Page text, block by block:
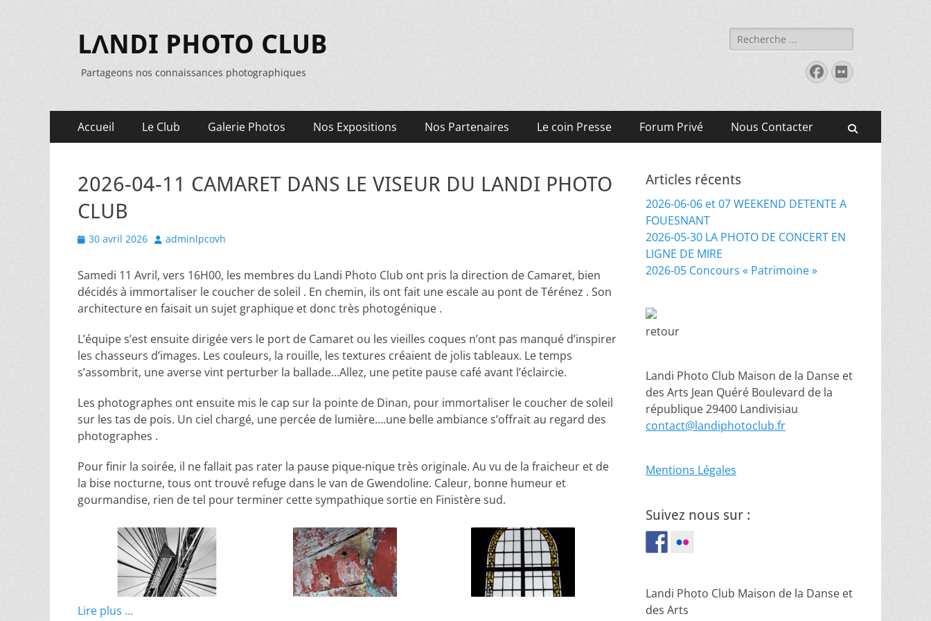
LΛNDI PHOTO CLUB
Partageons nos connaissances photographiques
Rechercher :
Facebook
Flickr
Menu
principal
Accueil Le Club Galerie Photos Nos Expositions Nos Partenaires Le coin Presse Forum Privé Nous Contacter
2026-04-11 CAMARET DANS LE VISEUR DU LANDI PHOTO
CLUB
Posted
30 avril 2026 Author
adminlpcovh
Samedi 11 Avril, vers 16H00, les membres du Landi Photo Club ont pris la direction de Camaret, bien
décidés à immortaliser le coucher de soleil . En chemin, ils ont fait une escale au pont de Térénez . Son
architecture en faisait un sujet graphique et donc très photogénique .
L’équipe s’est ensuite dirigée vers le port de Camaret ou les vieilles coques n’ont pas manqué d’inspirer
les chasseurs d’images. Les couleurs, la rouille, les textures créaient de jolis tableaux. Le temps
s’assombrit, une averse vint perturber la ballade…Allez, une petite pause café avant l’éclaircie.
Les photographes ont ensuite mis le cap sur la pointe de Dinan, pour immortaliser le coucher de soleil
sur les tas de pois. Un ciel chargé, une percée de lumière….une belle ambiance s’offrait au regard des
photographes .
Pour finir la soirée, il ne fallait pas rater la pause pique-nique très originale. Au vu de la fraicheur et de
la bise nocturne, tous ont trouvé refuge dans le van de Gwendoline. Caleur, bonne humeur et
gourmandise, rien de tel pour terminer cette sympathique sortie en Finistère sud.
Lire plus …
Articles récents
2026-06-06 et 07 WEEKEND DETENTE A
FOUESNANT
2026-05-30 LA PHOTO DE CONCERT EN
LIGNE DE MIRE
2026-05 Concours « Patrimoine »
retour
Landi Photo Club Maison de la Danse et
des Arts Jean Quéré Boulevard de la
république 29400 Landivisiau
contact@landiphotoclub.fr
Mentions Légales
Suivez nous sur :
Landi Photo Club Maison de la Danse et
des Arts